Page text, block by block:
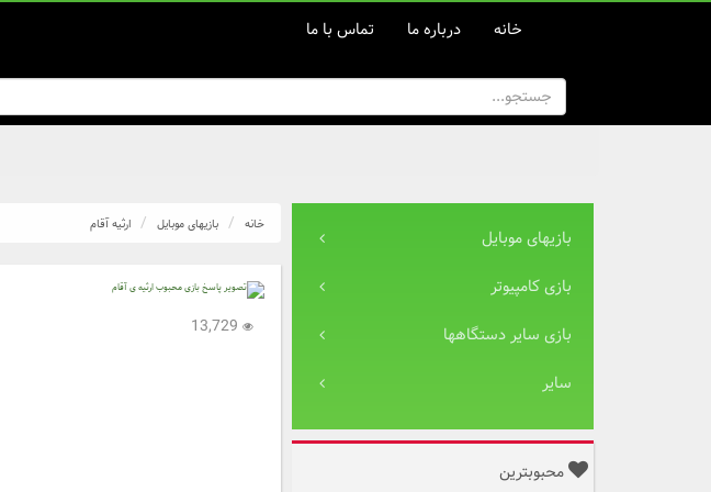
خانه درباره ما تماس با ما
بازیهای موبایل
بازی کامپیوتر
بازی سایر دستگاهها
سایر
محبوبترین
خانه بازیهای موبایل ارثیه آقام